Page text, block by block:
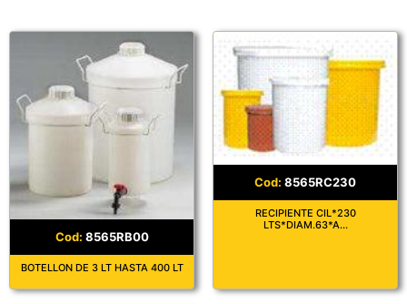
8565RB00
BOTELLON DE 3 LT HASTA 400 LT
8565RC230
RECIPIENTE CIL*230
LTS*DIAM.63*A...